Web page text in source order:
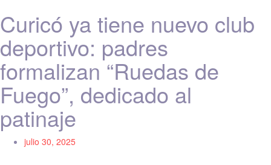
Curicó ya tiene nuevo club
deportivo: padres
formalizan “Ruedas de
Fuego”, dedicado al
patinaje
julio 30, 2025